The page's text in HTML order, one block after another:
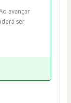
avançar
ser